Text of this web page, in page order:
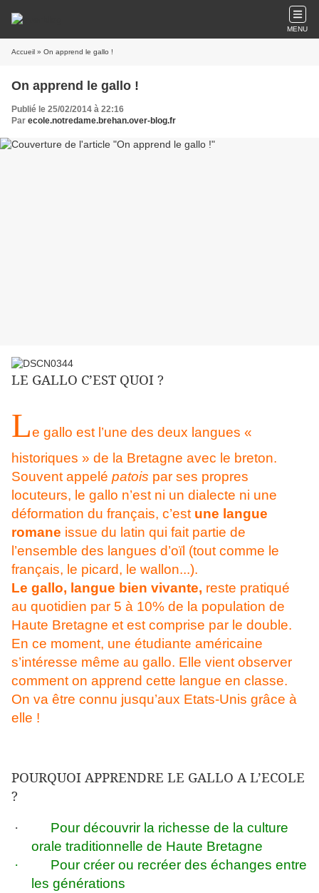
MENU
Accueil » On apprend le gallo !
On apprend le gallo !
Publié le 25/02/2014 à 22:16
Par ecole.notredame.brehan.over-blog.fr
LE GALLO C’EST QUOI ?
Le gallo est l’une des deux langues «
historiques » de la Bretagne avec le breton.
Souvent appelé patois par ses propres
locuteurs, le gallo n’est ni un dialecte ni une
déformation du français, c’est une langue
romane issue du latin qui fait partie de
l’ensemble des langues d’oïl (tout comme le
français, le picard, le wallon...).
Le gallo, langue bien vivante, reste pratiqué
au quotidien par 5 à 10% de la population de
Haute Bretagne et est comprise par le double.
En ce moment, une étudiante américaine
s’intéresse même au gallo. Elle vient observer
comment on apprend cette langue en classe.
On va être connu jusqu’aux Etats-Unis grâce à
elle !
POURQUOI APPRENDRE LE GALLO A L’ECOLE
?
·
Pour découvrir la richesse de la culture
orale traditionnelle de Haute Bretagne
·
Pour créer ou recréer des échanges entre
les générations